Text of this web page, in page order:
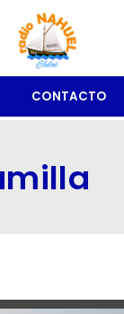
CONTACTO